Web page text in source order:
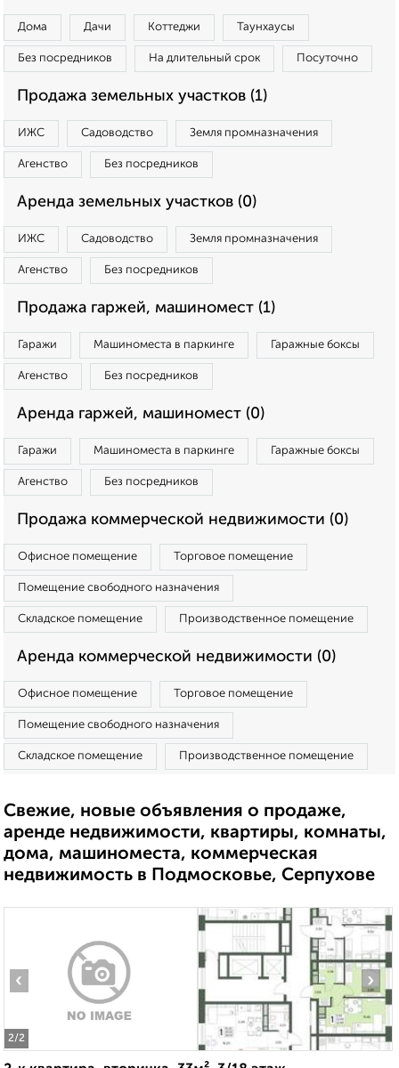
Дома Дачи Коттеджи Таунхаусы
Без посредников На длительный срок Посуточно
Продажа земельных участков (1)
ИЖС Садоводство Земля промназначения
Агенство Без посредников
Аренда земельных участков (0)
ИЖС Садоводство Земля промназначения
Агенство Без посредников
Продажа гаржей, машиномест (1)
Гаражи Машиноместа в паркинге Гаражные боксы
Агенство Без посредников
Аренда гаржей, машиномест (0)
Гаражи Машиноместа в паркинге Гаражные боксы
Агенство Без посредников
Продажа коммерческой недвижимости (0)
Офисное помещение Торговое помещение
Помещение свободного назначения
Складское помещение Производственное помещение
Аренда коммерческой недвижимости (0)
Офисное помещение Торговое помещение
Помещение свободного назначения
Складское помещение Производственное помещение
Свежие, новые объявления о продаже,
аренде недвижимости, квартиры, комнаты,
дома, машиноместа, коммерческая
недвижимость в Подмосковье, Серпухове
2/2
‹ ›